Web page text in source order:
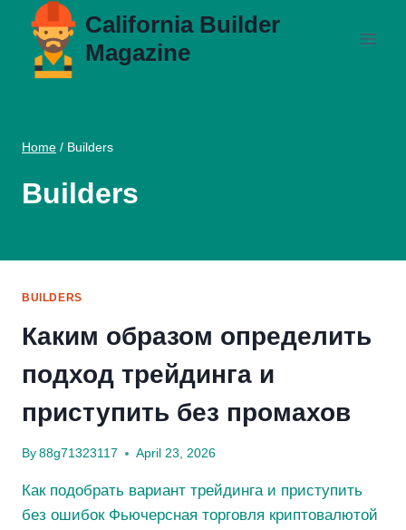
content
California Builder
Magazine
Home / Builders
Builders
BUILDERS
Каким образом определить
подход трейдинга и
приступить без промахов
By 88g71323117 April 23, 2026
Как подобрать вариант трейдинга и приступить
без ошибок Фьючерсная торговля криптовалютой